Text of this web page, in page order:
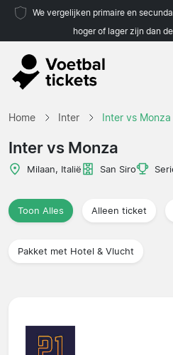
We vergelijken primaire en
hoger of lager zijn dan
Home Inter Inter vs Monza
Inter vs Monza
Milaan, Italië San Siro
Toon Alles Alleen ticket
Pakket met Hotel & Vlucht